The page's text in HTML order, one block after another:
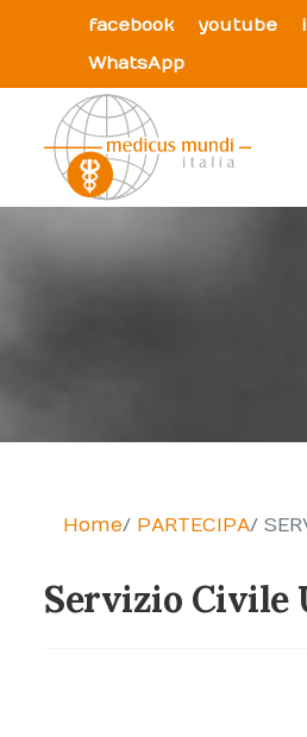
facebook youtube
WhatsApp
Home PARTECIPA
Servizio Civile